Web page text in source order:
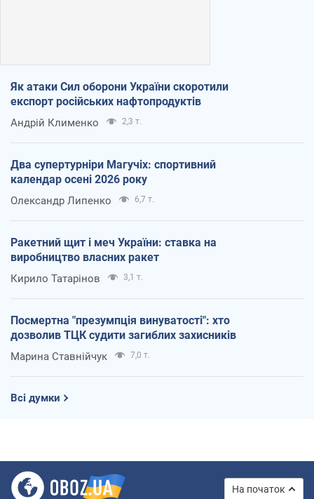
Як атаки Сил оборони України скоротили
експорт російських нафтопродуктів
Андрій Клименко 2,3 т.
Два супертурніри Магучіх: спортивний
календар осені 2026 року
Олександр Липенко 6,7 т.
Ракетний щит і меч України: ставка на
виробництво власних ракет
Кирило Татарінов 3,1 т.
Посмертна "презумпція винуватості": хто
дозволив ТЦК судити загиблих захисників
Марина Ставнійчук 7,0 т.
Всі думки
На початок